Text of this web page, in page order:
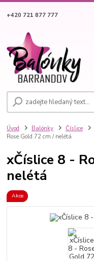
+420 721 877 777
Úvod Balónky Číslice
Rose Gold 72 cm / nelétá
xČíslice 8 -
nelétá
Akce